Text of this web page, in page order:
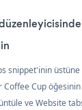
snippet'inin
Cup öğesinin
ve Website